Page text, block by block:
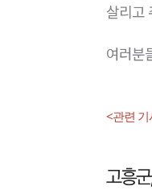
살리고
여러분
<관련 기